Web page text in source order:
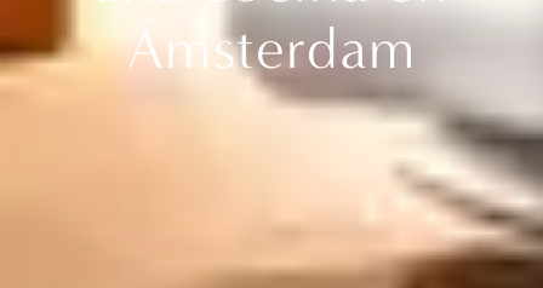
Ámsterdam